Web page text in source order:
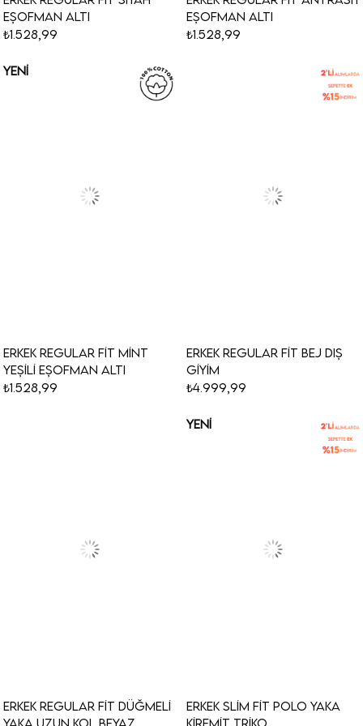
Eşofman Altı
₺1.528,99
Eşofman Altı
₺1.528,99
Erkek Regular Fit Mint
Yeşili Eşofman Altı
₺1.528,99
YENI
Erkek Regular Fit Bej Dış
Giyim
₺4.999,99
Erkek Regular Fit Düğmeli
Yaka Uzun Kol Beyaz
Erkek Slim Fit Polo Yaka
Kiremit Triko
YENI